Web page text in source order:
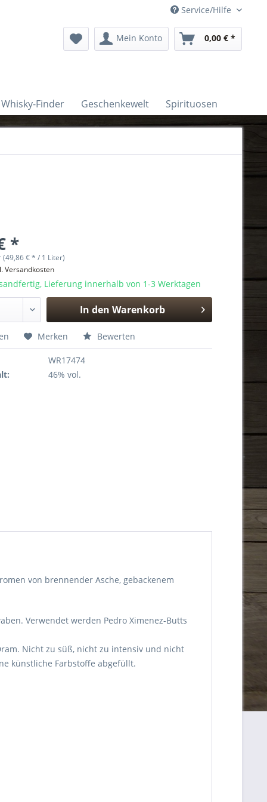
Service/Hilfe
Mein Konto 0,00 € *
Whisky-Finder Geschenkewelt Spirituosen
*
(49,86 € * / 1 Liter)
Versandkosten
Lieferung innerhalb von 1-3 Werktagen
In den Warenkorb
Hinzugefügt
Merken Bewerten
WR17474
46% vol.
von brennender Asche, gebackenem
Verwendet werden Pedro Ximenez-Butts
Nicht zu süß, nicht zu intensiv und nicht
künstliche Farbstoffe abgefüllt.